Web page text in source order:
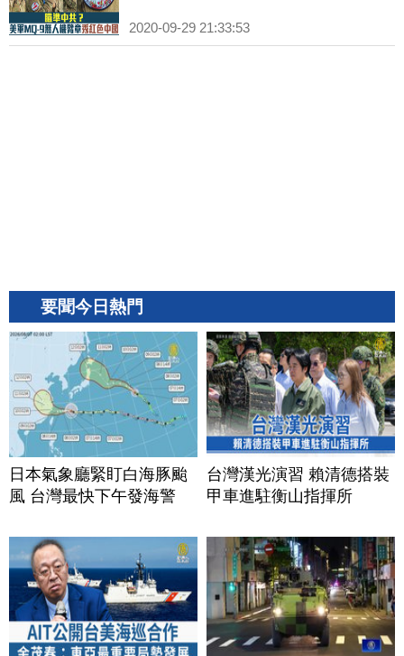
2020-09-29 21:33:53
要聞今日熱門
日本氣象廳緊盯白海豚颱
風 台灣最快下午發海警
台灣漢光演習 賴清德搭裝
甲車進駐衡山指揮所